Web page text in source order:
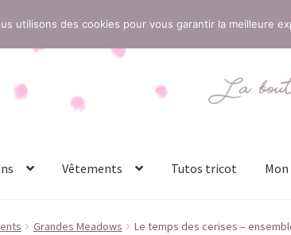
Vêtements Tutos tricot
générales de vente Contact Mentions légales Mon
Grandes Meadows Le temps des cerises –
utilisons des cookies pour vous garantir la meilleure